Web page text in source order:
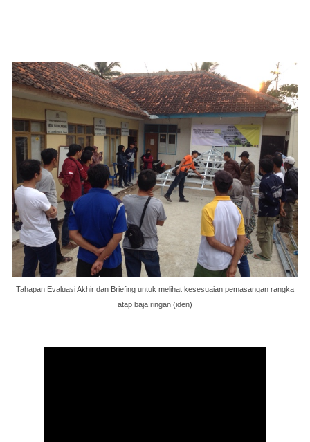
Tahapan Evaluasi Akhir dan Briefing untuk melihat kesesuaian pemasangan rangka
atap baja ringan (iden)